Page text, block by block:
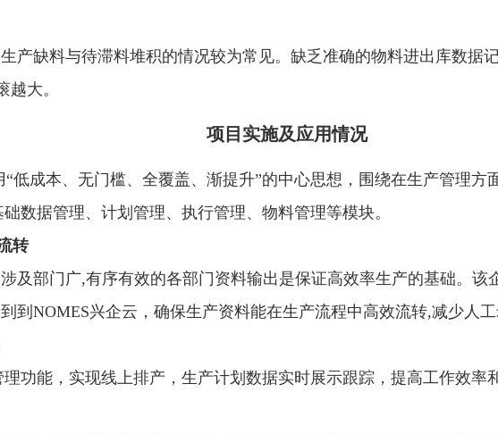
产缺料与待滞料堆积的情况较为常见。缺乏准确的物料进出库数据
大。
项目实施及应用情况
低成本、无门槛、全覆盖、渐提升”的中心思想，围绕在生产管理方
数据管理、计划管理、执行管理、物料管理等模块。
转
及部门广,有序有效的各部门资料输出是保证高效率生产的基础。该
到NOMES兴企云，确保生产资料能在生产流程中高效流转,减少人工
功能，实现线上排产，生产计划数据实时展示跟踪，提高工作效率